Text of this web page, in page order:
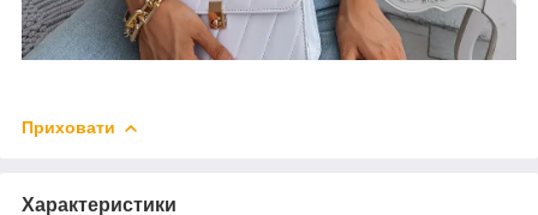
Приховати
Характеристики